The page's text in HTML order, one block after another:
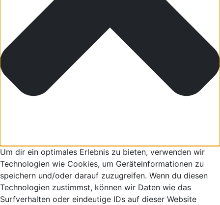
Um dir ein optimales Erlebnis zu bieten, verwenden wir
Technologien wie Cookies, um Geräteinformationen zu
speichern und/oder darauf zuzugreifen. Wenn du diesen
Technologien zustimmst, können wir Daten wie das
Surfverhalten oder eindeutige IDs auf dieser Website